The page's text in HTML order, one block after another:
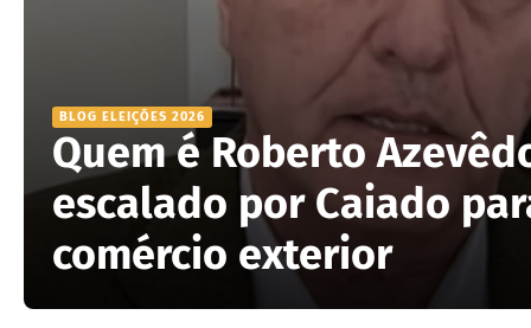
BLOG ELEIÇÕES 2026
Quem é Roberto
escalado por Caiado
comércio exterior